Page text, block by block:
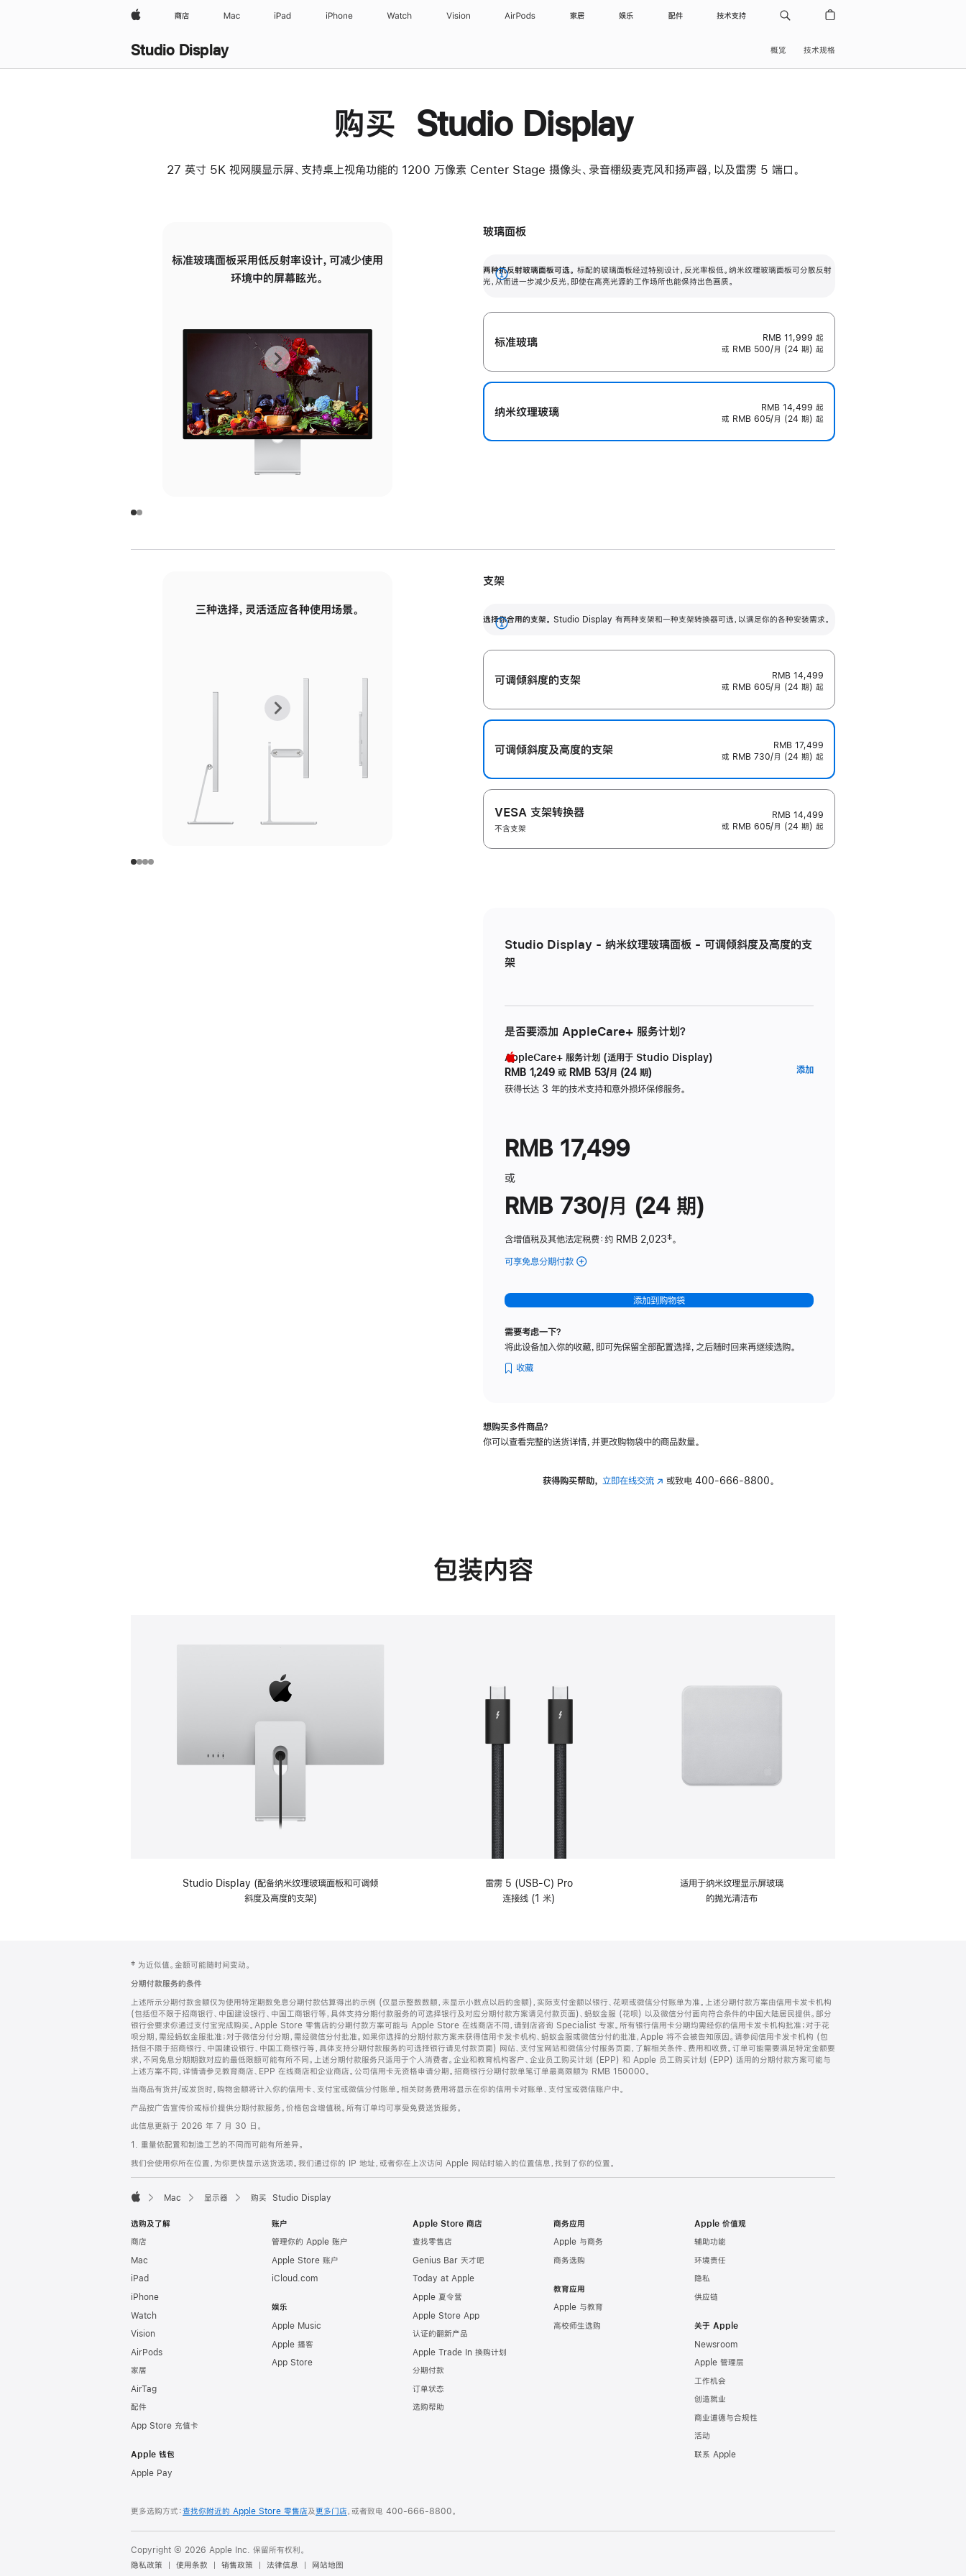
Apple 商店 Mac iPad iPhone Watch Vision AirPods 家居 娱乐 配件 技术支持
Studio Display 概览 技术规格
购买 Studio Display
27 英寸 5K 视网膜显示屏、支持桌上视角功能的 1200 万像素 Center Stage 摄像头、录音棚级麦克风和扬声器，以及雷雳 5 端口。
标准玻璃面板采用低反射率设计，可减少使用
环境中的屏幕眩光。
有高亮光源的场所使用，也能保持出色画质。
上
一
张
图
面
下
一
张
图
面
玻璃面板
两种抗反射玻璃面板可选。 标配的玻璃面板经过特别设计，反光率极低。纳米纹理玻璃面板可分散反射
光，从而进一步减少反光，即使在高亮光源的工作场所也能保持出色画质。
展
标准玻璃 RMB 11,999 起
或 RMB 500/月 (24 期) 起
纳米纹理玻璃 RMB 14,499 起
或 RMB 605/月 (24 期) 起
三种选择，灵活适应各种使用场景。
调节范围。
毫米的高度调节范围。
上
张
下
张
支架
选择你合用的支架。 Studio Display 有两种支架和一种支架转换器可选，以满足你的各种安装需求。
展
开
可调倾斜度的支架
RMB 14,499
或 RMB 605/月 (24 期) 起
可调倾斜度及高‍度的支‍架
RMB 17,499
或 RMB 730/月 (24 期) 起
VESA 支架转换器
不含支架
RMB 14,499
或 RMB 605/月 (24 期) 起
Studio Display - 纳米纹理玻璃面板 - 可调倾斜度及高度的支
架
是否要添加 AppleCare+ 服务计划？
AppleCare+ 服务计划 (适用于 Studio Display)
RMB 1,249 或 RMB 53/月 (24 期)
获得长达 3 年的技术支持和意外损坏保修服务。
添加
RMB 17,499
或
RMB 730/月 (24 期)
含增值税及其他法定税费：约 RMB 2,023脚
‡。
可享免息分期付款 (Studio
-
纳
理
可
斜
添加到购物袋
需要考虑一下？
将此设备加入你的收藏，即可先保留全部配置选择，之后随时回来再继续选购。
收藏
想购买多件商品？
你可以查看完整的送货详情，并更改购物袋中的商品数量。
获得购买帮助， 立即在线交流(在 或致电400-666-8800。
包装内容
Studio Display (配备纳米纹理玻璃面板和可调倾
斜度及高度的支架)
雷雳 5 (USB-C) Pro
连接线 (1 米)
适用于纳米纹理显示屏玻璃
的抛光清洁布
页
脚
注
‡ 为近似值。金额可能随时间变动。
分期付款服务的条件
上述所示分期付款金额仅为使用特定期数免息分期付款估算得出的示例 (仅显示整数数额，未显示小数点以后的金额)，实际支付金额以银行、花呗或微信分付账单为准。上述分期付款方案由信用卡发卡机构
(包括但不限于招商银行、中国建设银行、中国工商银行等，具体支持分期付款服务的可选择银行及对应分期付款方案请见付款页面)、蚂蚁金服 (花呗) 以及微信分付面向符合条件的中国大陆居民提供。部分
银行会要求你通过支付宝完成购买。Apple Store 零售店的分期付款方案可能与 Apple Store 在线商店不同，请到店咨询 Specialist 专家。所有银行信用卡分期均需经你的信用卡发卡机构批准；对于花
呗分期，需经蚂蚁金服批准；对于微信分付分期，需经微信分付批准。如果你选择的分期付款方案未获得信用卡发卡机构、蚂蚁金服或微信分付的批准，Apple 将不会被告知原因。请参阅信用卡发卡机构 (包
括但不限于招商银行、中国建设银行、中国工商银行等，具体支持分期付款服务的可选择银行请见付款页面) 网站、支付宝网站和微信分付服务页面，了解相关条件、费用和收费。订单可能需要满足特定金额要
求，不同免息分期期数对应的最低限额可能有所不同。上述分期付款服务只适用于个人消费者。企业和教育机构客户、企业员工购买计划 (EPP) 和 Apple 员工购买计划 (EPP) 适用的分期付款方案可能与
上述方案不同，详情请参见教育商店、EPP 在线商店和企业商店。公司信用卡无资格申请分期。招商银行分期付款单笔订单最高限额为 RMB 150000。
当商品有货并/或发货时，购物金额将计入你的信用卡、支付宝或微信分付账单。相关财务费用将显示在你的信用卡对账单、支付宝或微信账户中。
产品按广告宣传价或标价提供分期付款服务。价格包含增值税。所有订单均可享受免费送货服务。
此信息更新于 2026 年 7 月 30 日。
1. 重量依配置和制造工艺的不同而可能有所差异。
我们会使用你所在位置，为你更快显示送货选项。我们通过你的 IP 地址，或者你在上次访问 Apple 网站时输入的位置信息，找到了你的位置。
Mac 显示器 购买 Studio Display
选购及了解
商店
Mac
iPad
iPhone
Watch
Vision
AirPods
家居
AirTag
配件
App Store 充值卡
Apple 钱包
Apple Pay
账户
管理你的 Apple 账户
Apple Store 账户
iCloud.com
娱乐
Apple Music
Apple 播客
App Store
Apple Store 商店
查找零售店
Genius Bar 天才吧
Today at Apple
Apple 夏令营
Apple Store App
认证的翻新产品
Apple Trade In 换购计划
分期付款
订单状态
选购帮助
商务应用
Apple 与商务
商务选购
教育应用
Apple 与教育
高校师生选购
Apple 价值观
辅助功能
环境责任
隐私
供应链
关于 Apple
Newsroom
Apple 管理层
工作机会
创造就业
商业道德与合规性
活动
联系 Apple
更多选购方式：查找你附近的 Apple Store 零售店及更多门店，或者致电 400-666-8800。
Copyright © 2026 Apple Inc. 保留所有权利。
隐私政策
使用条款 销售政策 法律信息 网站地图